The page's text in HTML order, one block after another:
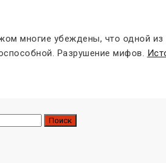
многие убеждены, что одной
Разрушение мифов.